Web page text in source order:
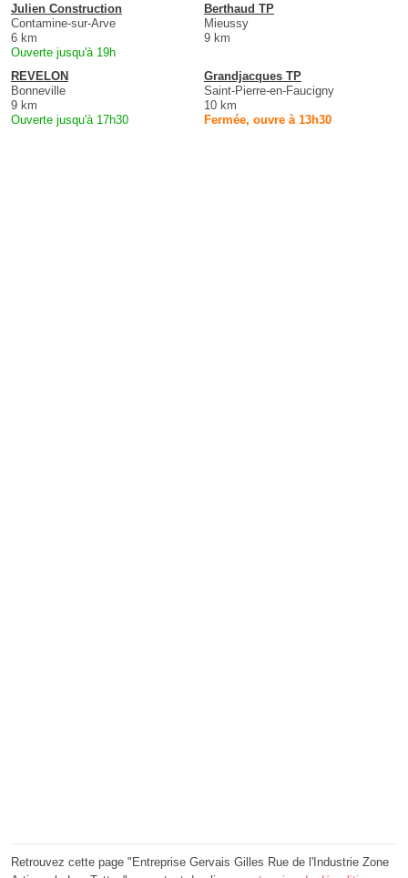
Julien Construction
Contamine-sur-Arve
6 km
Ouverte jusqu'à 19h
Berthaud TP
Mieussy
9 km
REVELON
Bonneville
9 km
Ouverte jusqu'à 17h30
Grandjacques TP
Saint-Pierre-en-Faucigny
10 km
Fermée, ouvre à 13h30
Retrouvez cette page "Entreprise Gervais Gilles Rue de l'Industrie Zone